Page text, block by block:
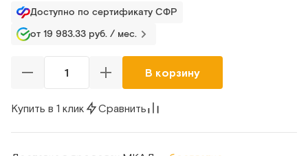
Доступно по сертификату СФР
от 19 983.33 руб. / мес.
В корзину
Купить в 1 клик Сравнить